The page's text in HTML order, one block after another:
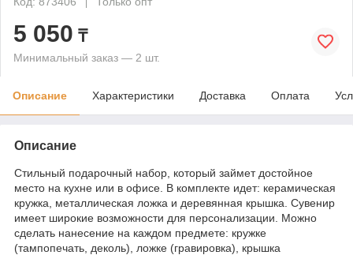
5 050 ₸
Минимальный заказ — 2 шт.
Описание Характеристики Доставка Оплата
Описание
Стильный подарочный набор, который займет достойное
место на кухне или в офисе. В комплекте идет: керамическая
кружка, металлическая ложка и деревянная крышка. Сувенир
имеет широкие возможности для персонализации. Можно
сделать нанесение на каждом предмете: кружке
(тампопечать, деколь), ложке (гравировка), крышка